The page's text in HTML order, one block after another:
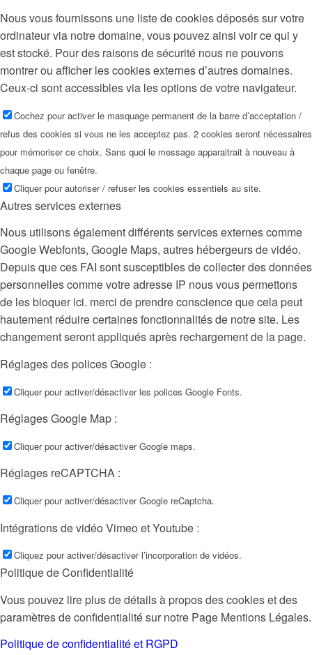
Nous vous fournissons une liste de cookies déposés sur votre
ordinateur via notre domaine, vous pouvez ainsi voir ce qui y
est stocké. Pour des raisons de sécurité nous ne pouvons
montrer ou afficher les cookies externes d’autres domaines.
Ceux-ci sont accessibles via les options de votre navigateur.
Cochez pour activer le masquage permanent de la barre d’acceptation /
refus des cookies si vous ne les acceptez pas. 2 cookies seront nécessaires
pour mémoriser ce choix. Sans quoi le message apparaitrait à nouveau à
chaque page ou fenêtre.
Cliquer pour autoriser / refuser les cookies essentiels au site.
Autres services externes
Nous utilisons également différents services externes comme
Google Webfonts, Google Maps, autres hébergeurs de vidéo.
Depuis que ces FAI sont susceptibles de collecter des données
personnelles comme votre adresse IP nous vous permettons
de les bloquer ici. merci de prendre conscience que cela peut
hautement réduire certaines fonctionnalités de notre site. Les
changement seront appliqués après rechargement de la page.
Réglages des polices Google :
Cliquer pour activer/désactiver les polices Google Fonts.
Réglages Google Map :
Cliquer pour activer/désactiver Google maps.
Réglages reCAPTCHA :
Cliquer pour activer/désactiver Google reCaptcha.
Intégrations de vidéo Vimeo et Youtube :
Cliquez pour activer/désactiver l’incorporation de vidéos.
Politique de Confidentialité
Vous pouvez lire plus de détails à propos des cookies et des
paramètres de confidentialité sur notre Page Mentions Légales.
Politique de confidentialité et RGPD